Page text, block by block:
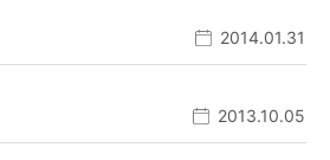
2014.01.31
2013.10.05